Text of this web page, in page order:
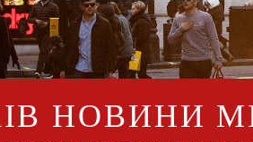
НОВИНИ